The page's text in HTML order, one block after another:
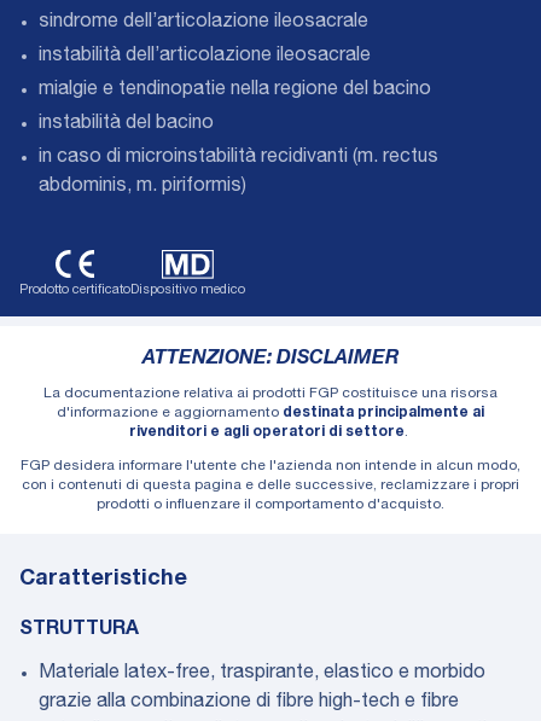
sindrome dell’articolazione ileosacrale
instabilità dell’articolazione ileosacrale
mialgie e tendinopatie nella regione del bacino
instabilità del bacino
in caso di microinstabilità recidivanti (m. rectus
abdominis, m. piriformis)
Prodotto certificatoDispositivo medico
ATTENZIONE: DISCLAIMER
La documentazione relativa ai prodotti FGP costituisce una risorsa
d'informazione e aggiornamento destinata principalmente ai
rivenditori e agli operatori di settore.
FGP desidera informare l'utente che l'azienda non intende in alcun modo,
con i contenuti di questa pagina e delle successive, reclamizzare i propri
prodotti o influenzare il comportamento d'acquisto.
Caratteristiche
STRUTTURA
Materiale latex-free, traspirante, elastico e morbido
grazie alla combinazione di fibre high-tech e fibre